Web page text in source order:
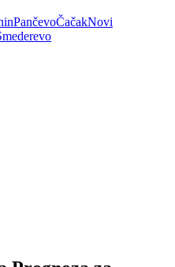
PančevoČačakNovi